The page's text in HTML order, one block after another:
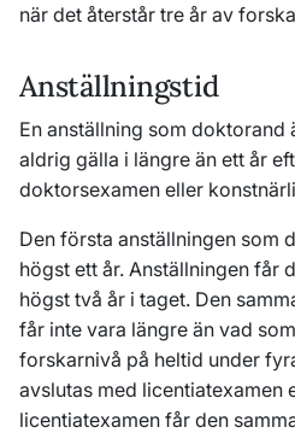
när det återstår tre år av
Anställningstid
En anställning som
aldrig gälla i längre än ett år
doktorsexamen eller
Den första anställningen som
högst ett år. Anställningen får
högst två år i taget. Den
får inte vara längre än vad
forskarnivå på heltid under
avslutas med licentiatexamen
licentiatexamen får den